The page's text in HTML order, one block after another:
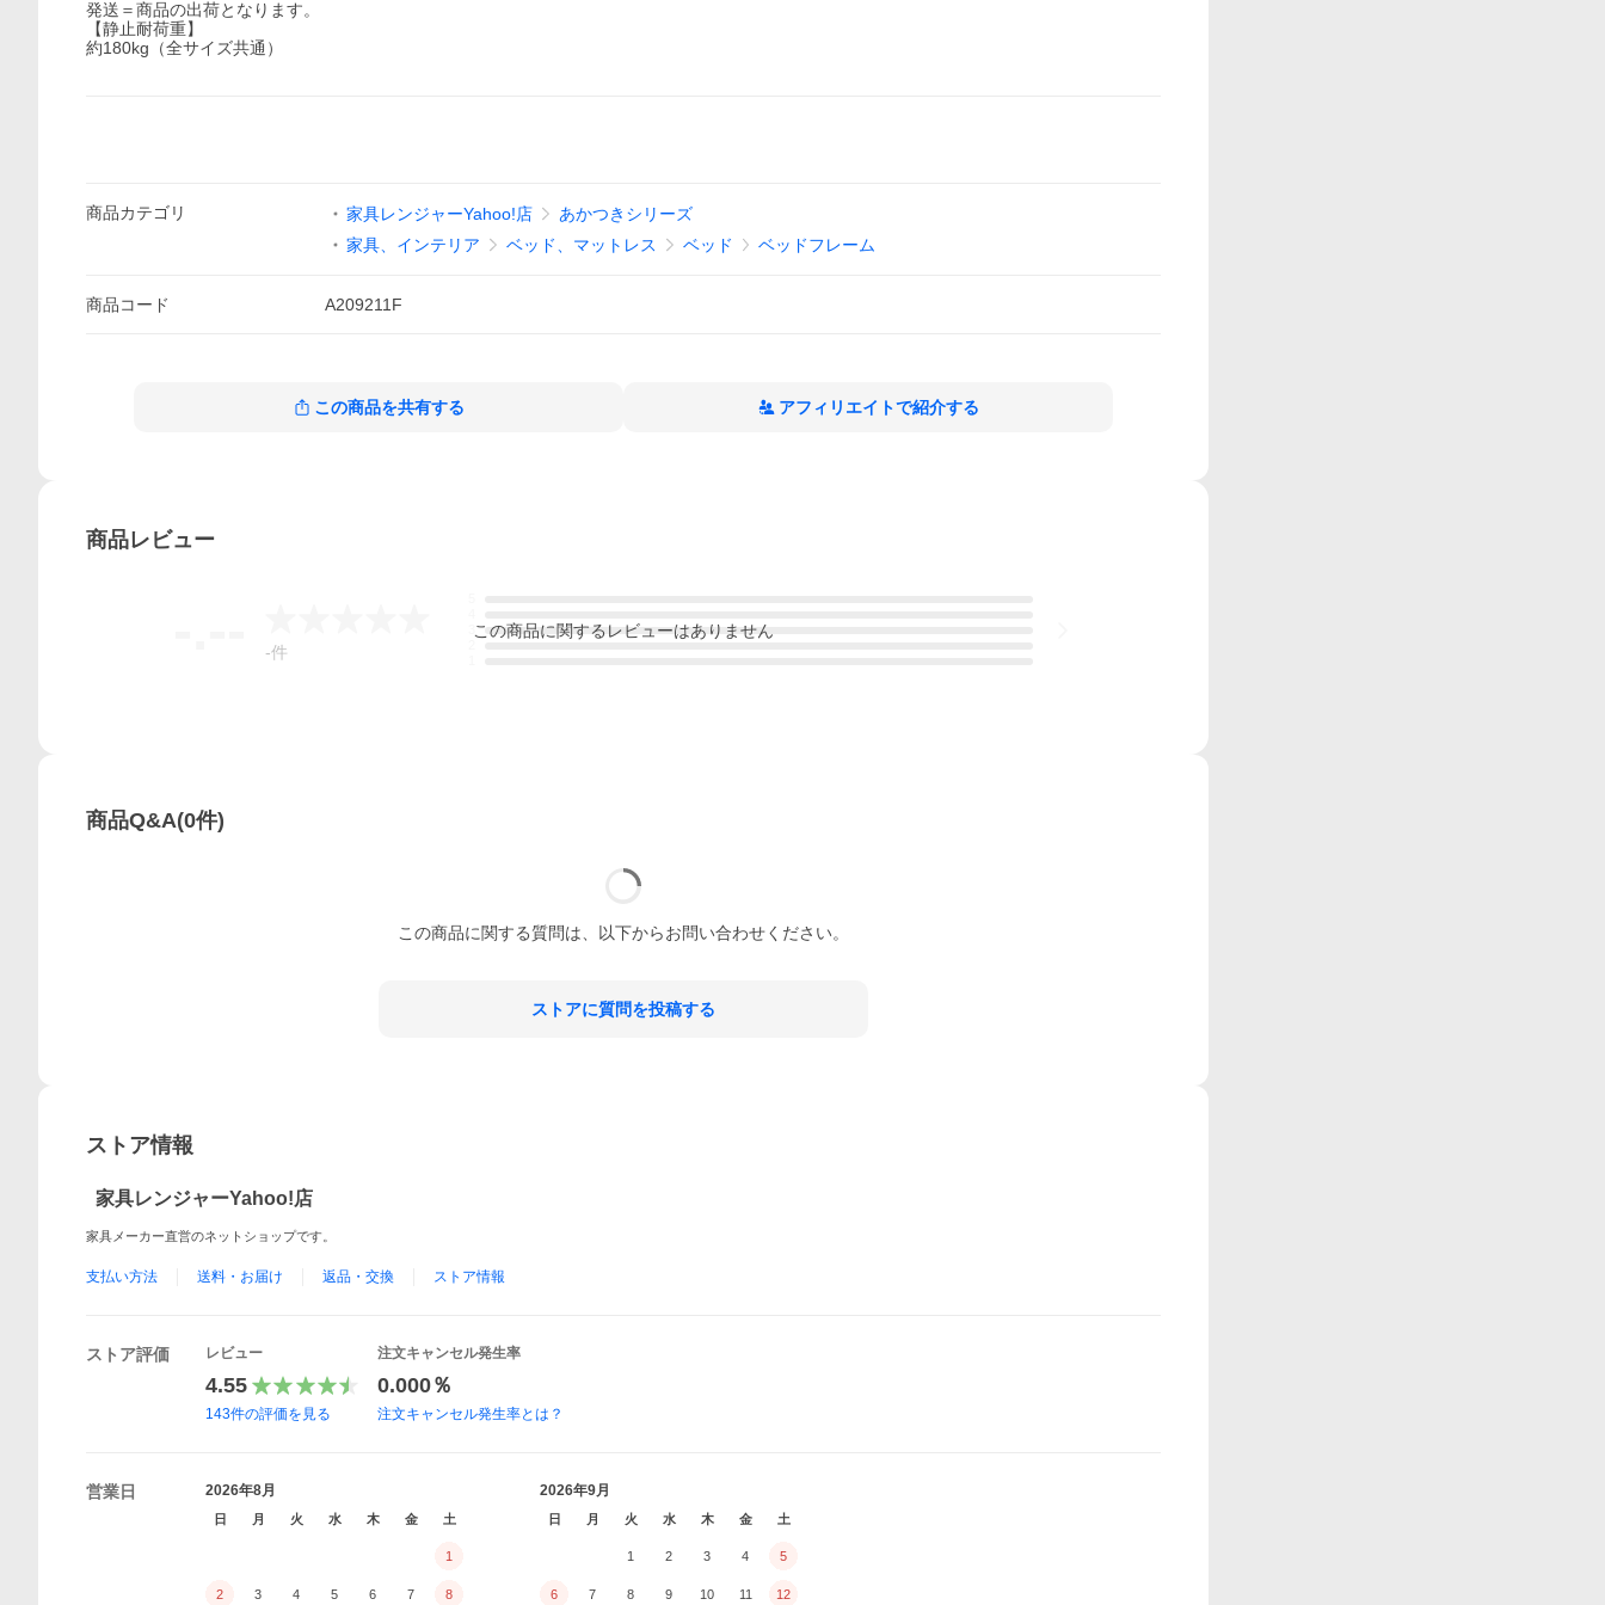
発送＝商品の出荷となります。
【静止耐荷重】
約180kg（全サイズ共通）
商品カテゴリ 家具レンジャーYahoo!店
あかつきシリーズ
家具、インテリア
ベッド、マットレス ベッド ベッドフレーム
商品コード A209211F
この商品を共有する アフィリエイトで紹介する
商品レビュー
-件
この商品に関するレビューはありません
商品Q&A(0件)
この商品に関する質問は、以下からお問い合わせください。
ストアに質問を投稿する
ストア情報
家具レンジャーYahoo!店
家具メーカー直営のネットショップです。
支払い方法 送料・お届け 返品・交換 ストア情報
ストア評価 レビュー
4.55
143件の評価を見る
注文キャンセル発生率
0.000％
注文キャンセル発生率とは？
営業日 2026年8月
日 月 火 水 木 金 土
1
2 3 4 5 6 7 8
2026年9月
日 月 火 水 木 金 土
1 2 3 4 5
6 7 8 9 10 11 12